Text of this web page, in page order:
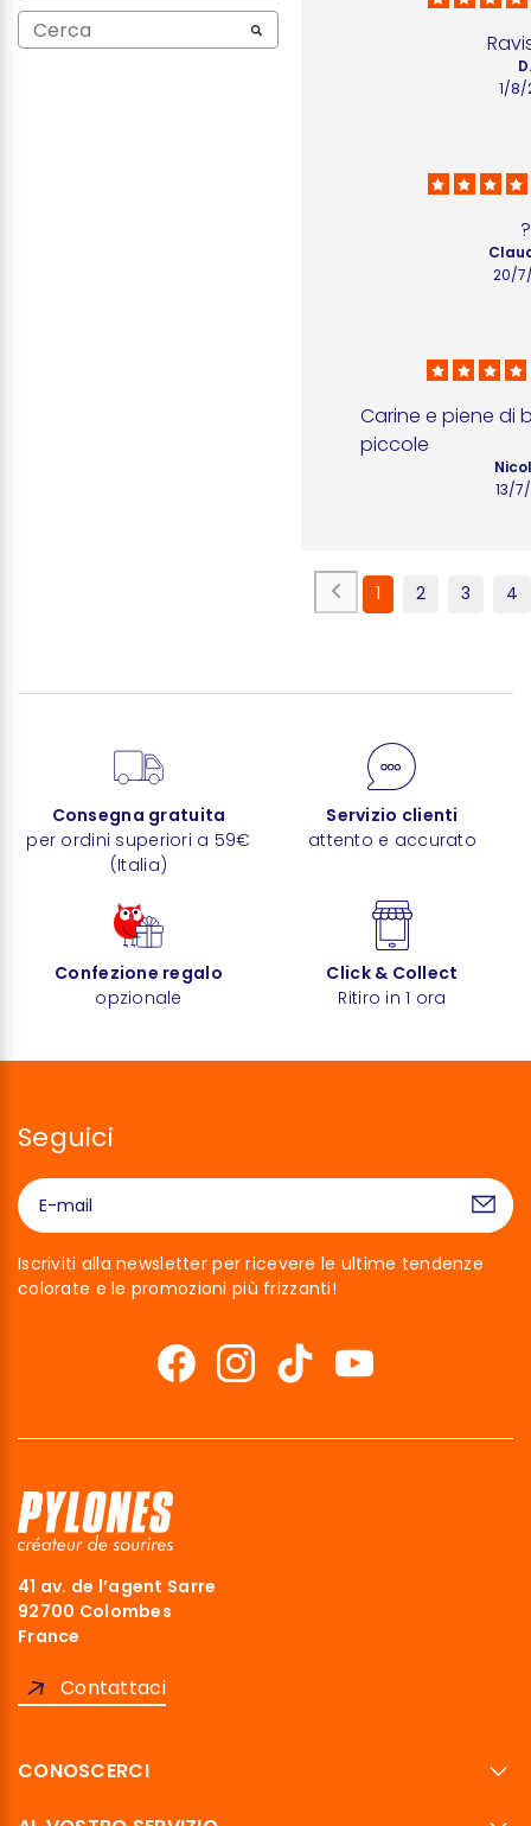
1/8/
20/
Carine e piene di
piccole
13/
1 2 3 4
Consegna gratuita
per ordini superiori a 59€
(Italia)
Servizio clienti
attento e accurato
Confezione regalo
opzionale
Click & Collect
Ritiro in 1 ora
Seguici
Iscriviti alla newsletter per ricevere le ultime tendenze
colorate e le promozioni più frizzanti!
41 av. de l’agent Sarre
92700 Colombes
France
Contattaci
CONOSCERCI
Ciao siamo noi…
I Cookies!
Abbiamo aspettato di essere sicuri che
questo sito ti interessi prima di bussare,
durante la tua visita.
Leggi la nostra politica sulla privacy
Ottimizzare la promozione dei nostri prodotti e servizi
personalizzazione delle pubblicità con Google